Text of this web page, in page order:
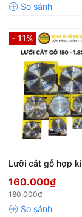
Sắc Bén
- 11%
Lưỡi cắt gỗ hợp
răng, Cưa cắt gỗ
cấp chịu mài mòn,
sắc nét
160.000₫
180.000₫